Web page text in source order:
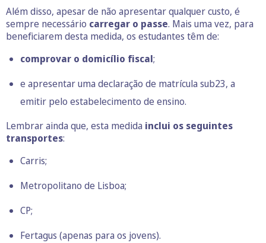
Além disso, apesar de não apresentar qualquer custo, é
sempre necessário carregar o passe. Mais uma vez, para
beneficiarem desta medida, os estudantes têm de:
comprovar o domicílio fiscal;
e apresentar uma declaração de matrícula sub23, a
emitir pelo estabelecimento de ensino.
Lembrar ainda que, esta medida inclui os seguintes
transportes:
Carris;
Metropolitano de Lisboa;
CP;
Fertagus (apenas para os jovens).